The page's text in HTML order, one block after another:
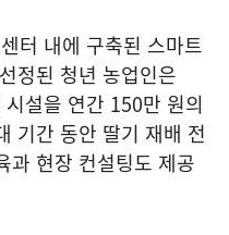
터 내에 구축된 스마트
정된 청년 농업인은
설을 연간 150만 원의
기간 동안 딸기 재배 전
과 현장 컨설팅도 제공